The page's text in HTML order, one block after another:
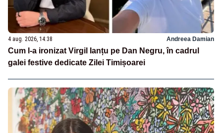
4 aug. 2026, 14:38 Andreea Damian
Cum l-a ironizat Virgil Ianțu pe Dan Negru, în cadrul
galei festive dedicate Zilei Timișoarei